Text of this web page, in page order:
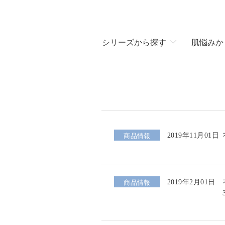
シリ ーズから探す 肌悩みか
2019年11月01日
商品情報
2019年2月01日
商品情報